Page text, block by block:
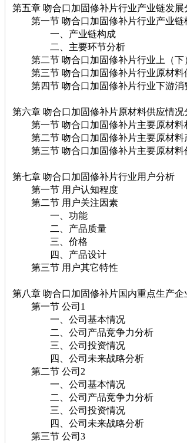
第五章 吻合口加固修补片行业产业链发展
第一节 吻合口加固修补片行业产业链
一、产业链构成
二、主要环节分析
第二节 吻合口加固修补片行业上（下
第三节 吻合口加固修补片行业原材料
第四节 吻合口加固修补片行业下游消
第六章 吻合口加固修补片原材料供应情况
第一节 吻合口加固修补片主要原材料
第二节 吻合口加固修补片主要原材料
第三节 吻合口加固修补片主要原材料
第七章 吻合口加固修补片行业用户分析
第一节 用户认知程度
第二节 用户关注因素
一、功能
二、产品质量
三、价格
四、产品设计
第三节 用户其它特性
第八章 吻合口加固修补片国内重点生产企
第一节 公司1
一、公司基本情况
二、公司产品竞争力分析
三、公司投资情况
四、公司未来战略分析
第二节 公司2
一、公司基本情况
二、公司产品竞争力分析
三、公司投资情况
四、公司未来战略分析
第三节 公司3